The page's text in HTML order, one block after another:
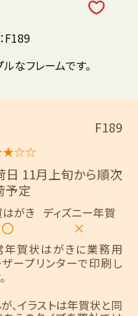
F189
なフレームです。
F189
日 11月上旬から順次
予定
がき
〇
ディズニー年賀
×
年賀状はがきに業務用
ザープリンターで印刷し
、イラストは年賀状と同